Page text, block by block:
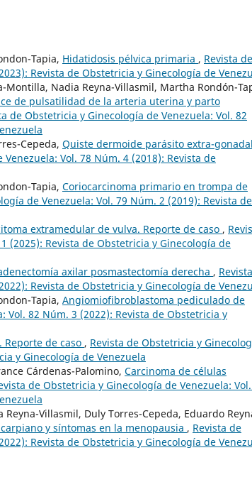
Tapia, Hidatidosis pélvica primaria , Revista de
Revista de Obstetricia y Ginecología de
Montilla, Nadia Reyna-Villasmil, Martha Rondón-
de pulsatilidad de la arteria uterina y parto
de Obstetricia y Ginecología de Venezuela: Vol. 82
Cepeda, Quiste dermoide parásito extra-
Vol. 78 Núm. 4 (2018): Revista de
Tapia, Coriocarcinoma primario en trompa de
de Venezuela: Vol. 79 Núm. 2 (2019): Revista de
extramedular de vulva. Reporte de caso ,
(2025): Revista de Obstetricia y Ginecología de
axilar posmastectomía derecha ,
Revista de Obstetricia y Ginecología de
Tapia, Angiomiofibroblastoma pediculado de
Vol. 82 Núm. 3 (2022): Revista de Obstetricia y
Reporte de caso , Revista de Obstetricia y
y Ginecología de Venezuela
Cárdenas-Palomino, Carcinoma de células
de Obstetricia y Ginecología de Venezuela:
Villasmil, Duly Torres-Cepeda, Eduardo
y síntomas en la menopausia , Revista de
Revista de Obstetricia y Ginecología de